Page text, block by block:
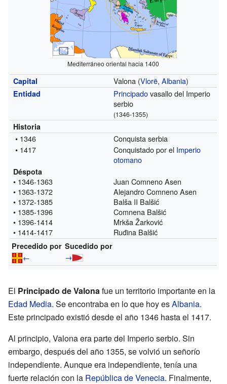
Mediterráneo oriental hacia 1400
Capital Valona (Vlorë,Albania)
Entidad Principadovasallo del Imperio
serbio
(1346-1355)
Historia
• 1346
Conquista serbia
• 1417
Conquistado por el Imperio
otomano
Déspota
• 1346-1363
• 1363-1372
• 1372-1385
• 1385-1396
• 1396-1414
• 1414-1417
Juan Comneno Asen
Alejandro Comneno Asen
Balša II Balšić
Comnena Balšić
Mrkša Žarković
Ruđina Balšić
Precedido por Sucedido por
← →
El Principado de Valonafue un territorio importante en la
Edad Media. Se encontraba en lo que hoy esAlbania.
Este principado existió desde el año 1346 hasta el 1417.
Al principio, Valona era parte del Imperio serbio. Sin
embargo, después del año 1355, se volvió un señorío
independiente. Aunque era independiente, tenía una
fuerte relación con la República de Venecia. Finalmente,